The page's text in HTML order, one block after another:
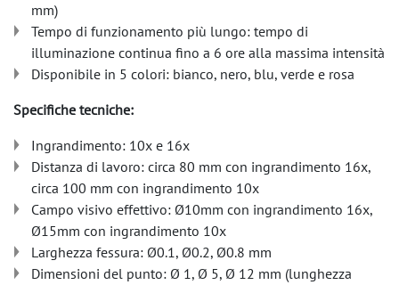
mm)
Tempo di funzionamento più lungo: tempo di
illuminazione continua fino a 6 ore alla massima intensità
Disponibile in 5 colori: bianco, nero, blu, verde e rosa
Specifiche tecniche:
Ingrandimento: 10x e 16x
Distanza di lavoro: circa 80 mm con ingrandimento 16x,
circa 100 mm con ingrandimento 10x
Campo visivo effettivo: Ø10mm con ingrandimento 16x,
Ø15mm con ingrandimento 10x
Larghezza fessura: Ø0.1, Ø0.2, Ø0.8 mm
Dimensioni del punto: Ø 1, Ø 5, Ø 12 mm (lunghezza